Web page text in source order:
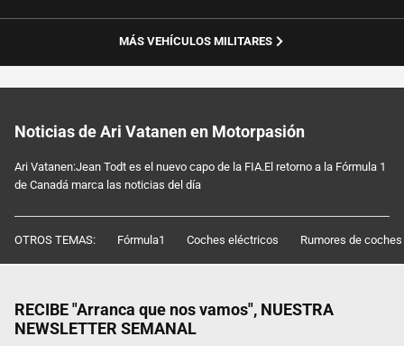
MÁS VEHÍCULOS MILITARES
Noticias de Ari Vatanen en Motorpasión
Ari Vatanen:Jean Todt es el nuevo capo de la FIA.El retorno a la Fórmula 1
de Canadá marca las noticias del día
OTROS TEMAS: Fórmula1 Coches eléctricos Rumores de coches
RECIBE "Arranca que nos vamos", NUESTRA
NEWSLETTER SEMANAL